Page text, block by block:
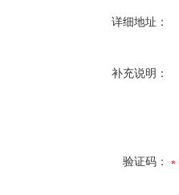
详细地址：
补充说明：
验证码：